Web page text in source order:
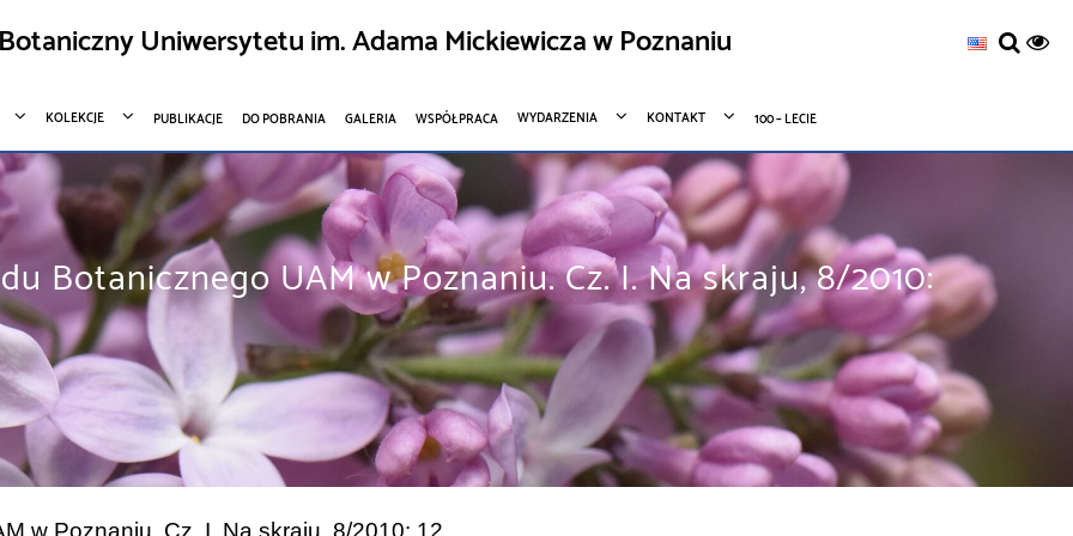
Uniwersytetu im. Adama Mickiewicza w Poznaniu
KOLEKCJE PUBLIKACJE DO POBRANIA GALERIA WSPÓŁPRACA WYDARZENIA KONTAKT 100 – LECIE
Botanicznego UAM w Poznaniu. Cz. I. Na skraju, 8/2010:
w Poznaniu. Cz. I. Na skraju, 8/2010: 12.